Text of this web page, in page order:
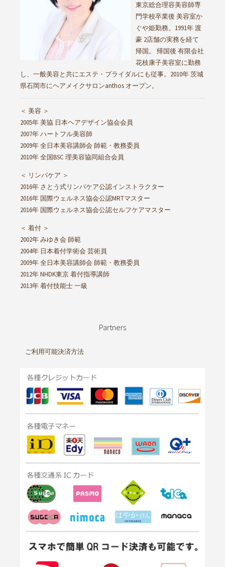
東京総合理容美容師専
門学校卒業後 美容室か
ぐや姫勤務。1991年 渡
豪 2店舗の実務を経て
帰国。 帰国後 有限会社
花枝康子美容室に勤務
し、一般美容と共にエステ・ブライダルにも従事。2010年 茨城
県石岡市にヘアメイクサロンanthos オープン。
＜ 美容 ＞
2005年 美協 日本ヘアデザイン協会会員
2007年 ハートフル美容師
2009年 全日本美容講師会 師範・教務委員
2010年 全国BSC 理美容協同組合会員
＜ リンパケア ＞
2016年 さとう式リンパケア公認インストラクター
2016年 国際ウェルネス協会公認MRTマスター
2016年 国際ウェルネス協会公認セルフケアマスター
＜ 着付 ＞
2002年 みゆき会 師範
2004年 日本着付学術会 芸術員
2009年 全日本美容講師会 師範・教務委員
2012年 NHDK東京 着付指導講師
2013年 着付技能士 一級
Partners
ご利用可能決済方法